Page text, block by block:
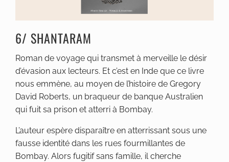
6/ SHANTARAM
Roman de voyage qui transmet à merveille le désir
d’évasion aux lecteurs. Et c’est en Inde que ce livre
nous emmène, au moyen de l’histoire de Gregory
David Roberts, un braqueur de banque Australien
qui fuit sa prison et atterri à Bombay.
L’auteur espère disparaître en atterrissant sous une
fausse identité dans les rues fourmillantes de
Bombay. Alors fugitif sans famille, il cherche